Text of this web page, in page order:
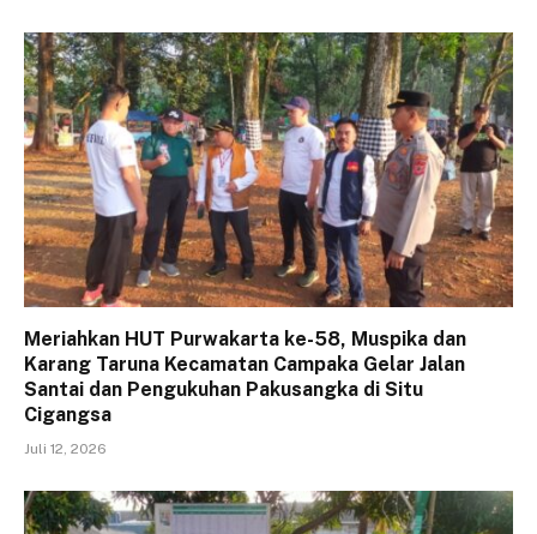
Meriahkan HUT Purwakarta ke-58, Muspika dan
Karang Taruna Kecamatan Campaka Gelar Jalan
Santai dan Pengukuhan Pakusangka di Situ
Cigangsa
Juli 12, 2026